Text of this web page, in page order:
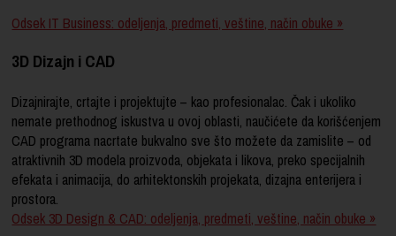
Odsek IT Business: odeljenja, predmeti, veštine, način obuke »
3D Dizajn i CAD
Dizajnirajte, crtajte i projektujte – kao profesionalac. Čak i ukoliko
nemate prethodnog iskustva u ovoj oblasti, naučićete da korišćenjem
CAD programa nacrtate bukvalno sve što možete da zamislite – od
atraktivnih 3D modela proizvoda, objekata i likova, preko specijalnih
efekata i animacija, do arhitektonskih projekata, dizajna enterijera i
prostora.
Odsek 3D Design & CAD: odeljenja, predmeti, veštine, način obuke »